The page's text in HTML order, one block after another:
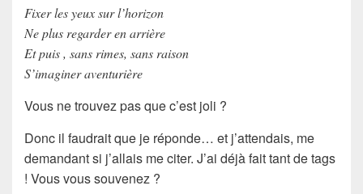
Fixer les yeux sur l’horizon
Ne plus regarder en arrière
Et puis , sans rimes, sans raison
S’imaginer aventurière
Vous ne trouvez pas que c’est joli ?
Donc il faudrait que je réponde… et j’attendais, me
demandant si j’allais me citer. J’ai déjà fait tant de tags
! Vous vous souvenez ?